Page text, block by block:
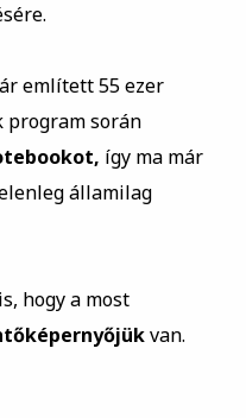
említett 55 ezer
program során
így ma már
államilag
hogy a most
van.